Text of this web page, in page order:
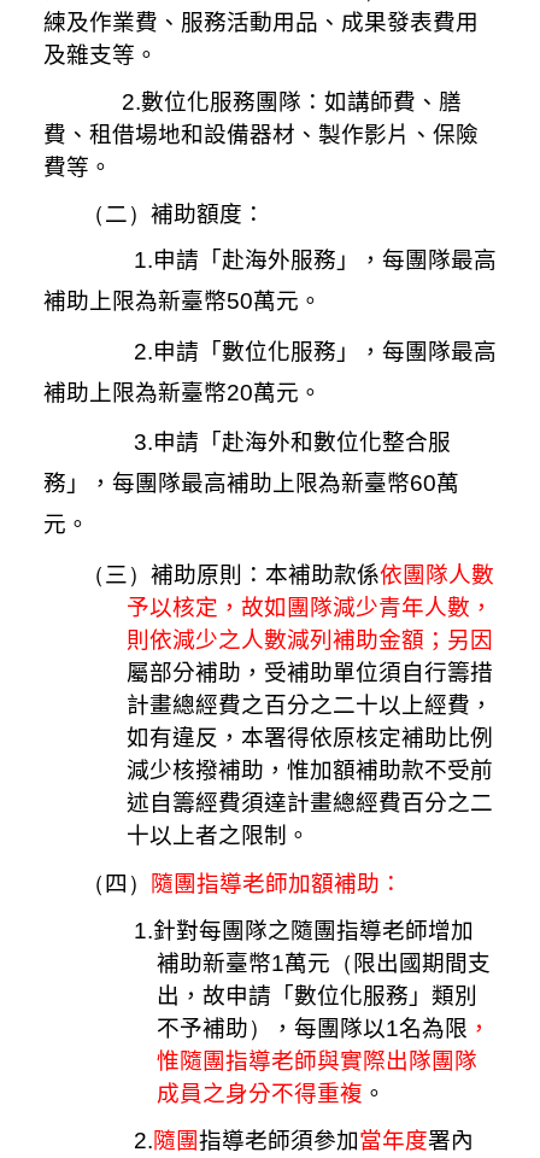
練及作業費、服務活動用品、成果發表費用
及雜支等。
2.數位化服務團隊：如講師費、膳
費、租借場地和設備器材、製作影片、保險
費等。
（二） 補助額度：
1.申請「赴海外服務」，每團隊最高
補助上限為新臺幣50萬元。
2.申請「數位化服務」，每團隊最高
補助上限為新臺幣20萬元。
3.申請「赴海外和數位化整合服
務」，每團隊最高補助上限為新臺幣60萬
元。
（三） 補助原則：本補助款係依團隊人數
予以核定，故如團隊減少青年人數，
則依減少之人數減列補助金額；另因
屬部分補助，受補助單位須自行籌措
計畫總經費之百分之二十以上經費，
如有違反，本署得依原核定補助比例
減少核撥補助，惟加額補助款不受前
述自籌經費須達計畫總經費百分之二
十以上者之限制。
（四 ）
隨團指導老師加額補助：
1.針對每團隊之隨團指導老師增加
補助新臺幣1萬元 （ 限出國期間支
出，故申請「數位化服務」類別
不予補助） ，每團隊以1名為限 ，
惟隨團指導老師與實際出隊團隊
成員之身分不得重複 。
2.隨團指導老師須參加當年度署內